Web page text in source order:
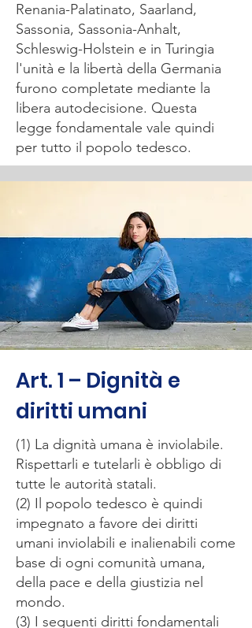
Renania-Palatinato, Saarland,
Sassonia, Sassonia-Anhalt,
Schleswig-Holstein e in Turingia
l'unità e la libertà della Germania
furono completate mediante la
libera autodecisione. Questa
legge fondamentale vale quindi
per tutto il popolo tedesco.
Art. 1 – Dignità e
diritti umani
(1) La dignità umana è inviolabile.
Rispettarli e tutelarli è obbligo di
tutte le autorità statali.
(2) Il popolo tedesco è quindi
impegnato a favore dei diritti
umani inviolabili e inalienabili come
base di ogni comunità umana,
della pace e della giustizia nel
mondo.
(3) I seguenti diritti fondamentali